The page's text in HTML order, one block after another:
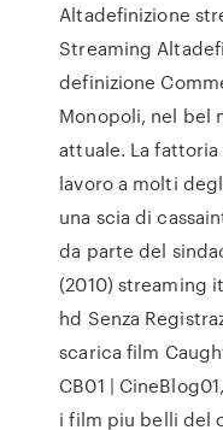
Altadefinizione
Streaming
definizione
Monopoli, nel bel
attuale. La
lavoro a molti
una scia di
da parte del
(2010) streaming
hd Senza
scarica film
CB01 |
i film piu belli del